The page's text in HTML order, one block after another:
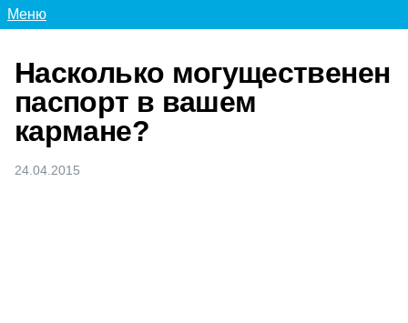
Меню
Насколько могущественен
паспорт в вашем
кармане?
24.04.2015